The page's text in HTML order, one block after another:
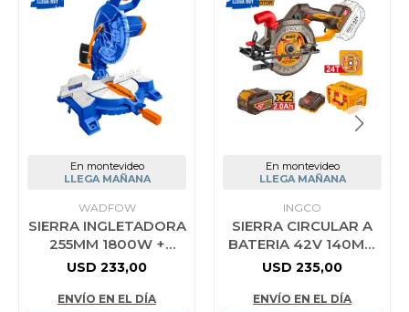
En montevideo
LLEGA MAÑANA
WADFOW
SIERRA INGLETADORA
255MM 1800W +
DISCO + BOLSA
USD 233,00
ENVÍO EN EL DÍA
En montevideo
LLEGA MAÑANA
INGCO
SIERRA CIRCULAR A
BATERIA 42V 140MM
+ 2 BATERIA 2.0AH +
INGCO
USD 235,00
ENVÍO EN EL DÍA